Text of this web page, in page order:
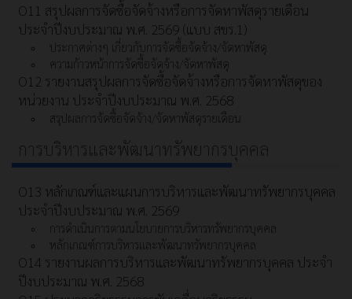
O11 สรุปผลการจัดซื้อจัดจ้างหรือการจัดหาพัสดุรายเดือน
ประจำปีงบประมาณ พ.ศ. 2569 (แบบ สขร.1)
ประกาศต่างๆ เกี่ยวกับการจัดซื้อจัดจ้าง/จัดหาพัสดุ
ความก้าวหน้าการจัดซื้อจัดจ้าง/จัดหาพัสดุ
O12 รายงานสรุปผลการจัดซื้อจัดจ้างหรือการจัดหาพัสดุของ
หน่วยงาน ประจำปีงบประมาณ พ.ศ. 2568
สรุปผลการจัดซื้อจัดจ้าง/จัดหาพัสดุรายเดือน
การบริหารและพัฒนาทรัพยากรบุคคล
O13 หลักเกณฑ์และแผนการบริหารและพัฒนาทรัพยากรบุคคล
ประจำปีงบประมาณ พ.ศ. 2569
การดำเนินการตามนโยบายการบริหารทรัพยากรบุคคล
หลักเกณฑ์การบริหารและพัฒนาทรัพยากรบุคคล
O14 รายงานผลการบริหารและพัฒนาทรัพยากรบุคคล ประจำ
ปีงบประมาณ พ.ศ. 2568